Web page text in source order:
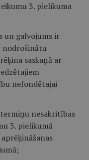
3. pielikuma
un galvojums ir
nodrošinātu
saskaņā ar
nefondētajai
nesakritības
3. pielikumā